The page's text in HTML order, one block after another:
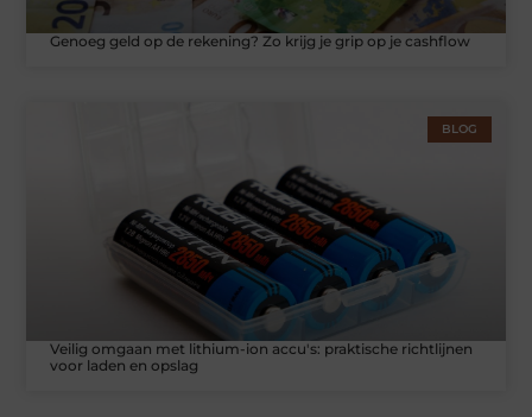
Genoeg geld op de rekening? Zo krijg je grip op je cashflow
BLOG
Veilig omgaan met lithium-ion accu's: praktische richtlijnen
voor laden en opslag